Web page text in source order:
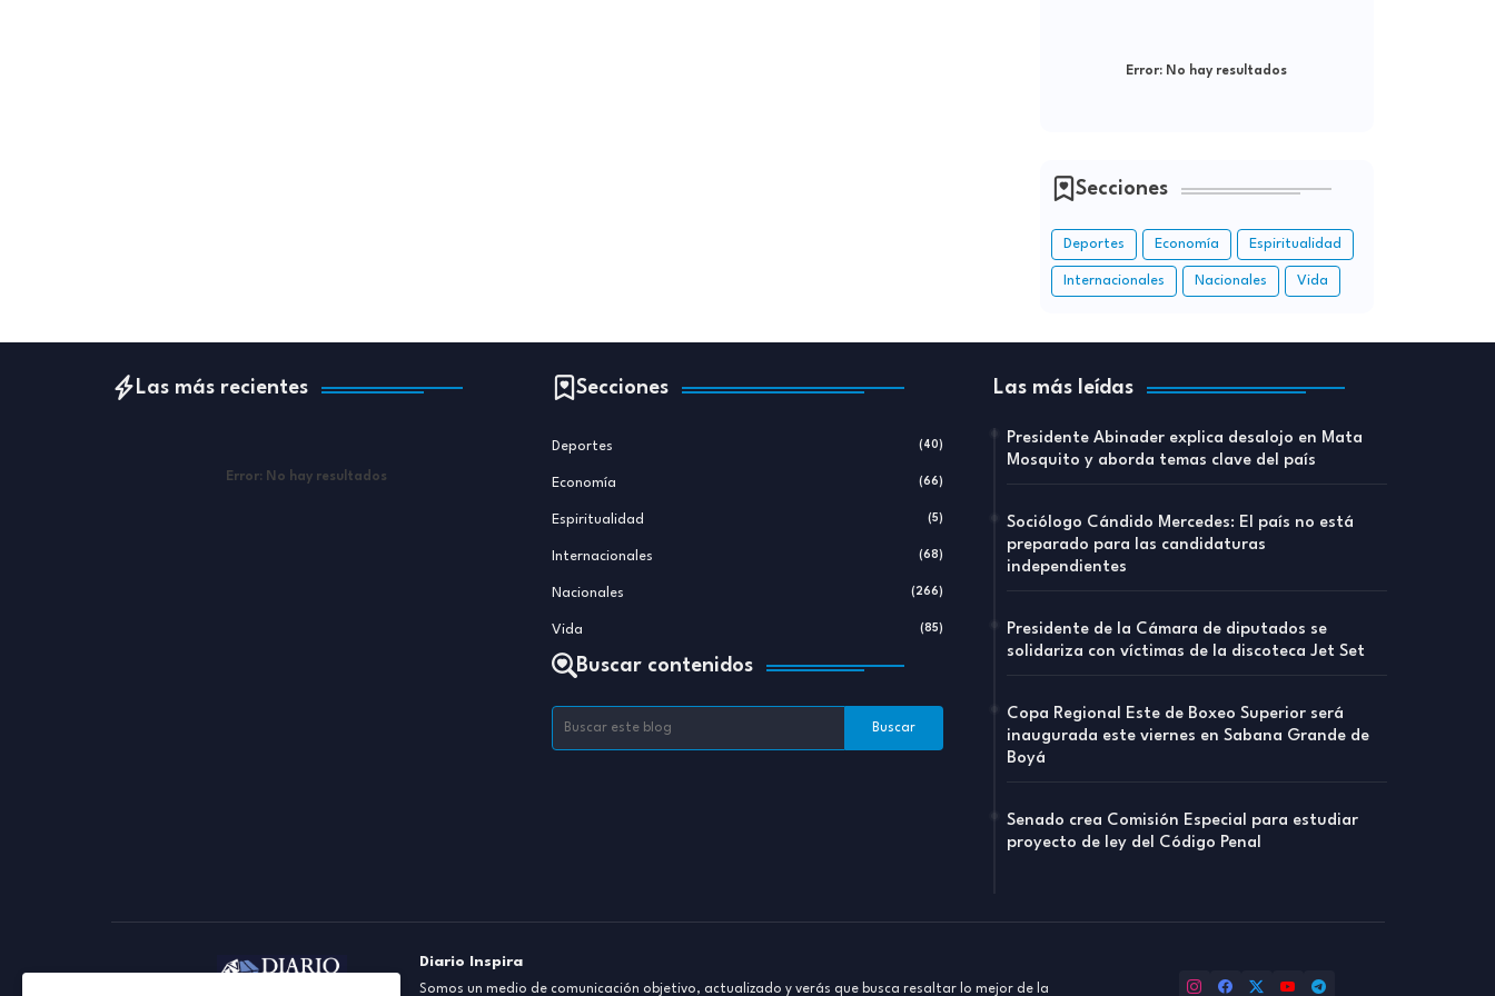
Error: No hay resultados
Secciones
Deportes Economía Espiritualidad
Internacionales Nacionales Vida
Las más recientes
Error: No hay resultados
Secciones
Deportes (40)
Economía (66)
Espiritualidad (5)
Internacionales (68)
Nacionales (266)
Vida (85)
Buscar contenidos
Las más leídas
Presidente Abinader explica desalojo en Mata
Mosquito y aborda temas clave del país
Sociólogo Cándido Mercedes: El país no está
preparado para las candidaturas
independientes
Presidente de la Cámara de diputados se
solidariza con víctimas de la discoteca Jet Set
Copa Regional Este de Boxeo Superior será
inaugurada este viernes en Sabana Grande de
Boyá
Senado crea Comisión Especial para estudiar
proyecto de ley del Código Penal
Diario Inspira
Somos un medio de comunicación objetivo, actualizado y verás que busca resaltar lo mejor de la